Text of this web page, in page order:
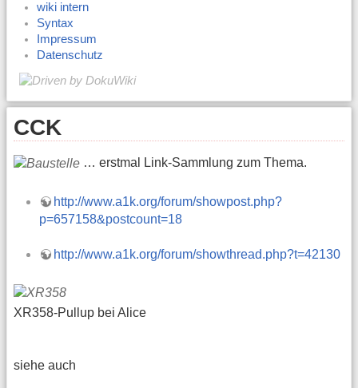
wiki intern
Syntax
Impressum
Datenschutz
CCK
… erstmal Link-Sammlung zum Thema.
http://www.a1k.org/forum/showpost.php?
p=657158&postcount=18
http://www.a1k.org/forum/showthread.php?t=42130
XR358-Pullup bei Alice
siehe auch